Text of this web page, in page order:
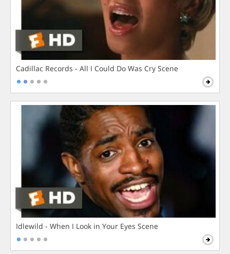
Cadillac Records - All I Could Do Was Cry Scene
Idlewild - When I Look in Your Eyes Scene